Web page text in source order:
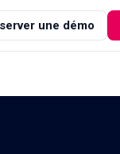
une démo